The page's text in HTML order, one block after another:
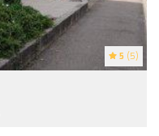
5 (5)